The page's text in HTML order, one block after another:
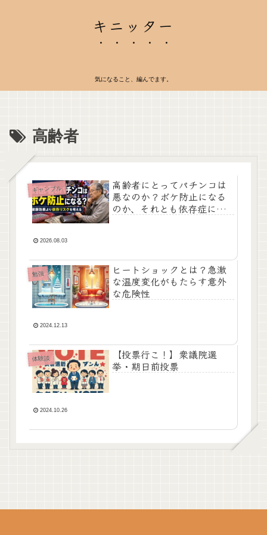
キニッター
気になること、編んでます。
高齢者
ギャンブル
高齢者にとってパチンコは
悪なのか？ボケ防止になる
のか、それとも依存症にな
2026.08.03
勉強
ヒートショックとは？急激
な温度変化がもたらす意外
な危険性
2024.12.13
体験談
【投票行こ！】衆議院選
挙・期日前投票
2024.10.26